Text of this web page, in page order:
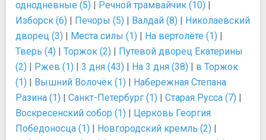
однодневные (5) | Речной трамвайчик (10) |
Изборск (6) | Печоры (5) | Валдай (8) | Николаевский
дворец (3) | Места силы (1) | На вертолёте (1) |
Тверь (4) | Торжок (2) | Путевой дворец Екатерины
(2) | Ржев (1) | 3 дня (43) | На 3 дня (38) | в Торжок
(1) | Вышний Волочёк (1) | Набережная Степана
Разина (1) | Санкт-Петербург (1) | Старая Русса (7) |
Воскресенский собор (1) | Церковь Георгия
Победоносца (1) | Новгородский кремль (2) |